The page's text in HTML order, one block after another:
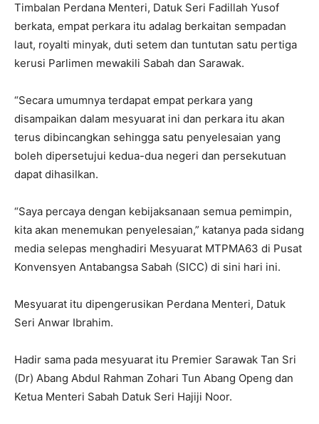
Timbalan Perdana Menteri, Datuk Seri Fadillah Yusof
berkata, empat perkara itu adalag berkaitan sempadan
laut, royalti minyak, duti setem dan tuntutan satu pertiga
kerusi Parlimen mewakili Sabah dan Sarawak.
“Secara umumnya terdapat empat perkara yang
disampaikan dalam mesyuarat ini dan perkara itu akan
terus dibincangkan sehingga satu penyelesaian yang
boleh dipersetujui kedua-dua negeri dan persekutuan
dapat dihasilkan.
“Saya percaya dengan kebijaksanaan semua pemimpin,
kita akan menemukan penyelesaian,” katanya pada sidang
media selepas menghadiri Mesyuarat MTPMA63 di Pusat
Konvensyen Antabangsa Sabah (SICC) di sini hari ini.
Mesyuarat itu dipengerusikan Perdana Menteri, Datuk
Seri Anwar Ibrahim.
Hadir sama pada mesyuarat itu Premier Sarawak Tan Sri
(Dr) Abang Abdul Rahman Zohari Tun Abang Openg dan
Ketua Menteri Sabah Datuk Seri Hajiji Noor.